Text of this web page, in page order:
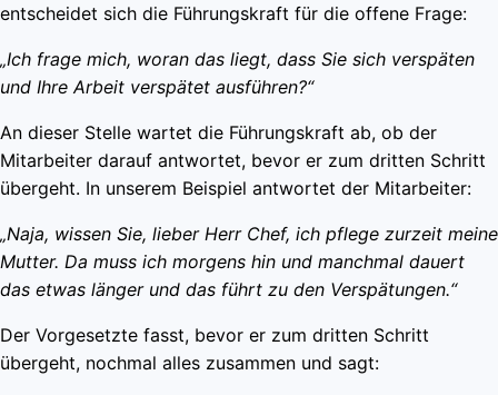
entscheidet sich die Führungskraft für die offene Frage:
„Ich frage mich, woran das liegt, dass Sie sich verspäten
und Ihre Arbeit verspätet ausführen?“
An dieser Stelle wartet die Führungskraft ab, ob der
Mitarbeiter darauf antwortet, bevor er zum dritten Schritt
übergeht. In unserem Beispiel antwortet der Mitarbeiter:
„Naja, wissen Sie, lieber Herr Chef, ich pflege zurzeit meine
Mutter. Da muss ich morgens hin und manchmal dauert
das etwas länger und das führt zu den Verspätungen.“
Der Vorgesetzte fasst, bevor er zum dritten Schritt
übergeht, nochmal alles zusammen und sagt: